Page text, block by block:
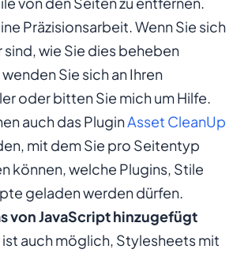
Präzisionsarbeit. Wenn Sie sich
sind, wie Sie dies beheben
Sie sich an Ihren
oder bitten Sie mich um Hilfe.
auch das PluginAsset CleanUp
mit dem Sie pro Seitentyp
können, welche Plugins, Stile
geladen werden dürfen.
von JavaScript hinzugefügt
ist auch möglich, Stylesheets mit